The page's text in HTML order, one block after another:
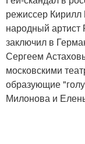
режиссер Кирилл
народный
заключил в
Сергеем
московскими
образующие
Милонова и